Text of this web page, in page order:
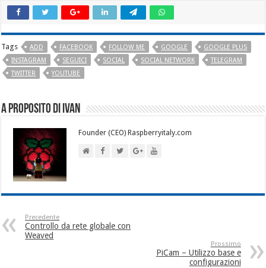
Tags ADD FACEBOOK FOLLOW ME GOOGLE
GOOGLE PLUS
INSTAGRAM
SEGUICI SOCIAL SOCIAL NETWORK
TELEGRAM
TWITTER
YOUTUBE
A proposito di Ivan
Founder (CEO) Raspberryitaly.com
Precedente
Controllo da rete globale con
Weaved
Prossimo
PiCam – Utilizzo base e
configurazioni